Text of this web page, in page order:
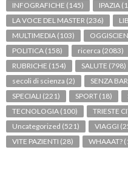
INFOGRAFICHE (145) IPAZIA
LA VOCE DEL MASTER (236)
MULTIMEDIA (103)
POLITICA (158) ricerca (2083)
RUBRICHE (154) SALUTE (798)
secoli di scienza (2) SENZA
SPECIALI (221) SPORT (18)
TECNOLOGIA (100) TRIESTE
Uncategorized (521) VIAGGI
VITE PAZIENTI (28) WHAAAT?